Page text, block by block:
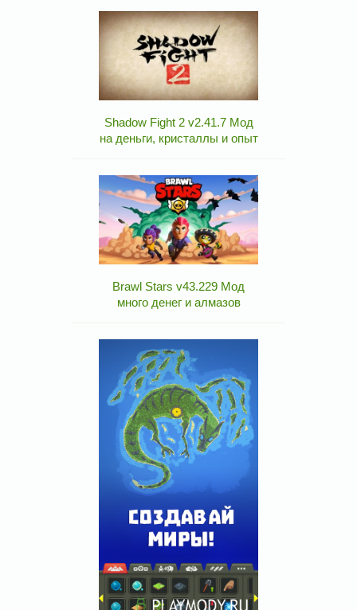
Shadow Fight 2 v2.41.7 Мод
на деньги, кристаллы и опыт
Brawl Stars v43.229 Мод
много денег и алмазов